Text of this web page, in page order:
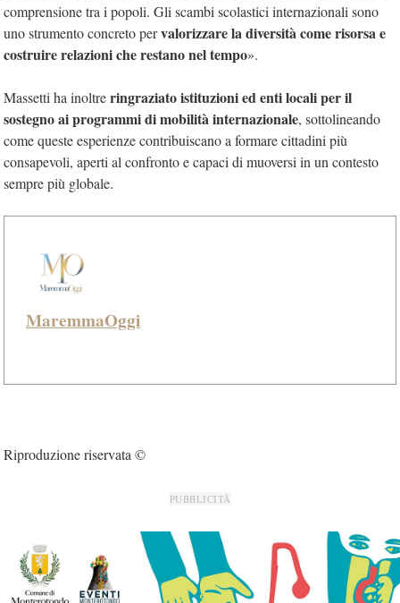
comprensione tra i popoli. Gli scambi scolastici internazionali sono
uno strumento concreto pervalorizzare la diversità come risorsa e
costruire relazioni che restano nel tempo».
Massetti ha inoltreringraziato istituzioni ed enti locali per il
sostegno ai programmi di mobilità internazionale, sottolineando
come queste esperienze contribuiscano a formare cittadini più
consapevoli, aperti al confronto e capaci di muoversi in un contesto
sempre più globale.
MaremmaOggi
Riproduzione riservata ©
PUBBLICITÀ